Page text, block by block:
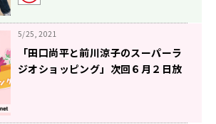
5/25, 2021
「田口尚平と前川涼子のスーパーラ
ジオショッピング」次回６月２日放